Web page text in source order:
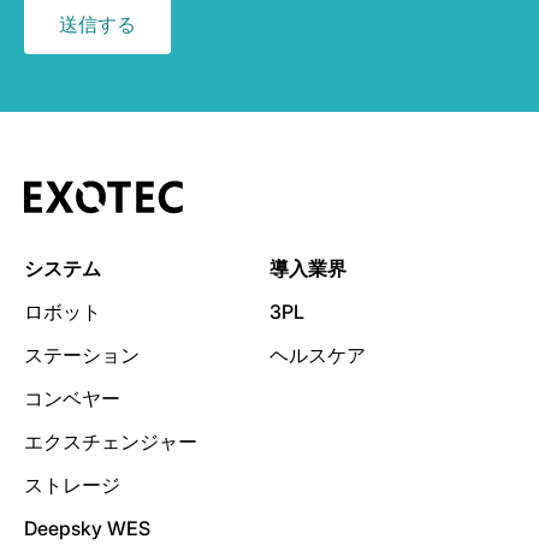
システム
ロボット
ステーション
コンベヤー
エクスチェンジャー
ストレージ
Deepsky WES
導入業界
3PL
ヘルスケア